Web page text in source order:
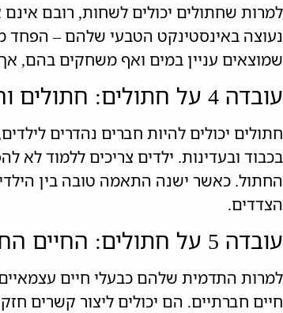
למרות שחתולים יכולים לשחות, רובם
נעוצה באינסטינקט הטבעי שלהם – הפחד
שמוצאים עניין במים ואף משחקים בהם, אך
עובדה 4 על חתולים: חתולים והתקשרות עם ילדים
חתולים יכולים להיות חברים נהדרים
בכבוד ובעדינות. ילדים צריכים ללמוד
החתול. כאשר ישנה התאמה טובה בין
הצדדים.
עובדה 5 על חתולים: החיים החברתיים של החתולים
למרות התדמית שלהם כבעלי חיים
חיים חברתיים. הם יכולים ליצור קשרים